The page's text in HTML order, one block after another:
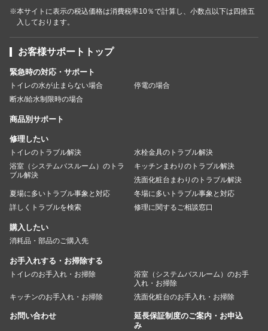
※本サイトに表示の税込価格は消費税率10％で計算し、小数点以下は四捨五
入しております。
お客様サポートトップ
緊急時の対応・サポート
トイレの水が止まらない場合
停電の場合
断水/給水制限時の場合
商品別サポート
修理したい
トイレのトラブル解決
水栓金具のトラブル解決
浴室（システムバスルーム）のトラ
ブル解決
キッチンまわりのトラブル解決
洗面化粧台まわりのトラブル解決
夏場に多いトラブル事象と対応
冬場に多いトラブル事象と対応
詳しくトラブルを検索
修理に関するご相談窓口
購入したい
消耗品・部品のご購入先
お手入れする・お掃除する
トイレのお手入れ・お掃除
浴室（システムバスルーム）のお手
入れ・お掃除
キッチンのお手入れ・お掃除
洗面化粧台のお手入れ・お掃除
お問い合わせ
延長保証制度のご案内・お申込
み